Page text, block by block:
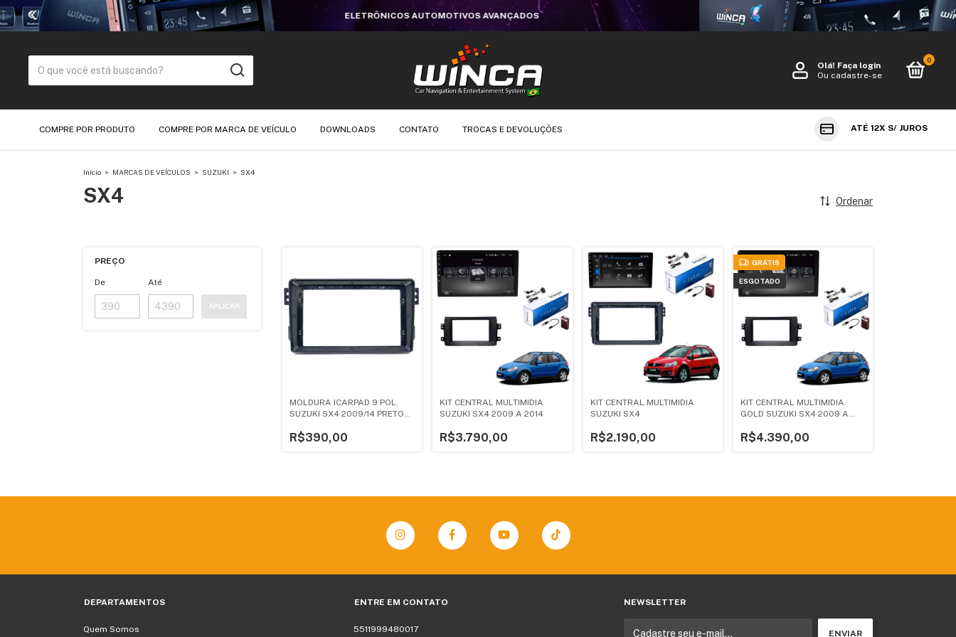
WINCA DO BRASIL | LOJA VIRTUAL OFICIAL
Olá! Faça login
Ou cadastre-se
0
COMPRE POR PRODUTO COMPRE POR MARCA DE VEÍCULO DOWNLOADS CONTATO TROCAS E DEVOLUÇÕES ATÉ 12X S/ JUROS
Início > MARCAS DE VEÍCULOS > SUZUKI > SX4
SX4 Ordenar
PREÇO
De Até
APLICAR
MOLDURA ICARPAD 9 POL.
SUZUKI SX4 2009/14 PRETO
R$390,00
KIT CENTRAL MULTIMIDIA
SUZUKI SX4 2009 A 2014
R$3.790,00
KIT CENTRAL MULTIMIDIA
SUZUKI SX4
R$2.190,00
GRÁTIS
ESGOTADO
KIT CENTRAL MULTIMIDIA
GOLD SUZUKI SX4 2009 A
R$4.390,00
DEPARTAMENTOS
Quem Somos
ENTRE EM CONTATO
5511999480017
NEWSLETTER